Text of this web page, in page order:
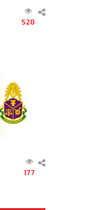
528
177